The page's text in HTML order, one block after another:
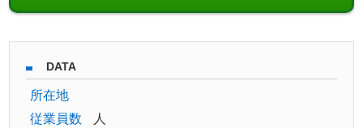
DATA
所在地
従業員数
人